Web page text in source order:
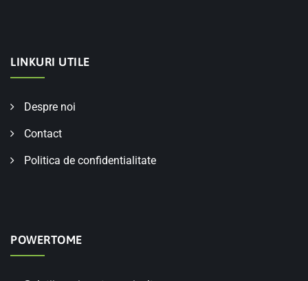
LINKURI UTILE
Despre noi
Contact
Politica de confidentialitate
POWERTOME